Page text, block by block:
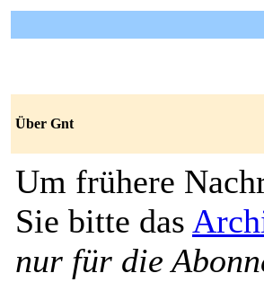
Über Gnt
Um frühere
Sie bitte das
nur für die